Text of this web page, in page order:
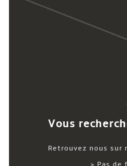
Vous
Retrouvez nous